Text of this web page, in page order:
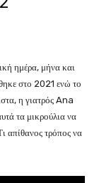
ημέρα, μήνα και
στο 2021 ενώ το
η γιατρός Ana
τα μικρούλια να
απίθανος τρόπος να